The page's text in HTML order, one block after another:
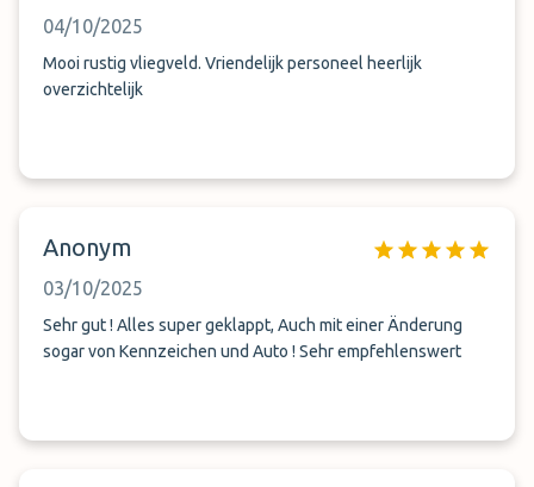
04/10/2025
Mooi rustig vliegveld. Vriendelijk personeel heerlijk
overzichtelijk
Anonym
03/10/2025
Sehr gut ! Alles super geklappt, Auch mit einer Änderung
sogar von Kennzeichen und Auto ! Sehr empfehlenswert